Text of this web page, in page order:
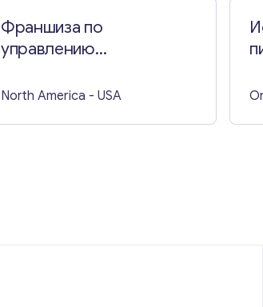
Франшиза по
управлению
ресторанах и барах в
North America - USA